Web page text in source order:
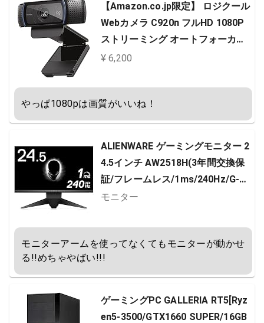
【Amazon.co.jp限定】 ロジクール
Webカメラ C920n フルHD 1080P
ストリーミング オートフォーカス
ステレオ マイク ブラック ウェブカ
ソコン Zoom Skype 国内正規品 [A
mazon.co.jp 限定壁紙ダウンロー
ド付き]
¥ 6,200
やっぱ1080pは画質がいいね！
ALIENWARE ゲーミングモニター 2
4.5インチ AW2518H(3年間交換保
証/フレームレス/1ms/240Hz/G-SY
NC/フルHD/TN非光沢/DP,HDMI/高
モニター
モニターアームを使ってなくてもモニターが動かせ
る!!めちゃやばい!!!
ゲーミングPC GALLERIA RT5[Ryz
en5-3500/GTX1660 SUPER/16GB